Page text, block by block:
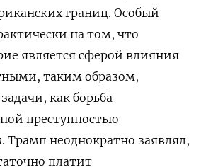
границ. Особый
на том, что
является сферой влияния
таким образом,
как борьба
преступностью
неоднократно заявлял,
платит